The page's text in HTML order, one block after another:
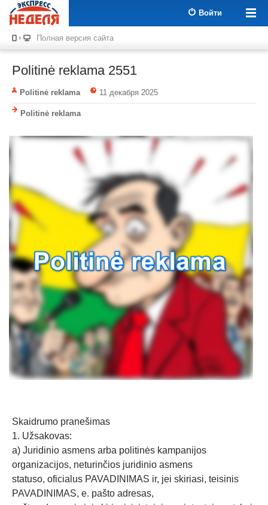
Войти
Полная версия сайта
Politinė reklama 2551
Politinė reklama 11 декабря 2025
Politinė reklama
Skaidrumo pranešimas
1. Užsakovas:
a) Juridinio asmens arba politinės kampanijos
organizacijos, neturinčios juridinio asmens
statuso, oficialus PAVADINIMAS ir, jei skiriasi, teisinis
PAVADINIMAS, e. pašto adresas,